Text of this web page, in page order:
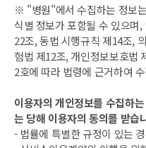
※ "병원"에서 수집하는 정보
식별 정보가 포함될 수 있으며
22조, 동법 시행규칙 제14조,
험법 제12조, 개인정보보호법
2호에 따라 법령에 근거하여
이용자의 개인정보를 수집하
는 당해 이용자의 동의를 받습
- 법률에 특별한 규정이 있는